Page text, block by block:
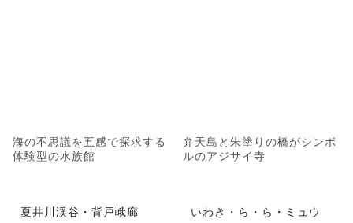
海の不思議を五感で探求する
体験型の水族館
弁天島と朱塗りの橋がシンボ
ルのアジサイ寺
夏井川渓谷・背戸峨廊 いわき・ら・ら・ミュウ